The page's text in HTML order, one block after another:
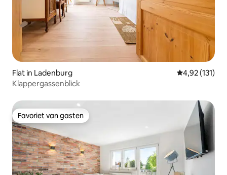
Flat in Ladenburg Gemiddelde
4,92 (131)
Klappergassenblick
Favoriet van gasten
Favoriet van gasten